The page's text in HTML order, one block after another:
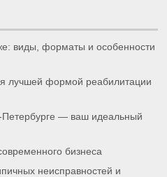
виды, форматы и особенности
лучшей формой реабилитации
Петербурге — ваш идеальный
бизнеса
неисправностей и